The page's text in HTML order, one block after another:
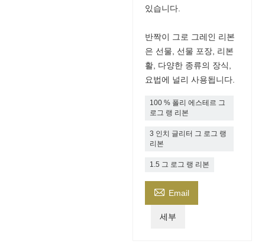
있습니다.
반짝이 그로 그레인 리본
은 선물, 선물 포장, 리본
활, 다양한 종류의 장식,
요법에 널리 사용됩니다.
100 % 폴리 에스테르 그
로그 랭 리본
3 인치 글리터 그 로그 랭
리본
1.5 그 로그 랭 리본
 Email
세부